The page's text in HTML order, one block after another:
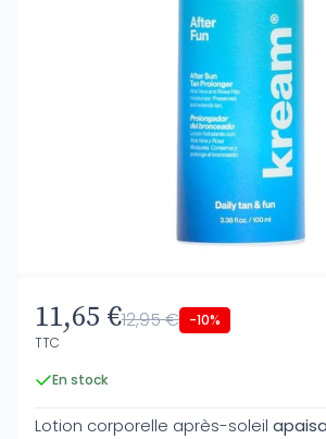
11,65 €12,95 € -10%
TTC
En stock
Lotion corporelle après-soleil